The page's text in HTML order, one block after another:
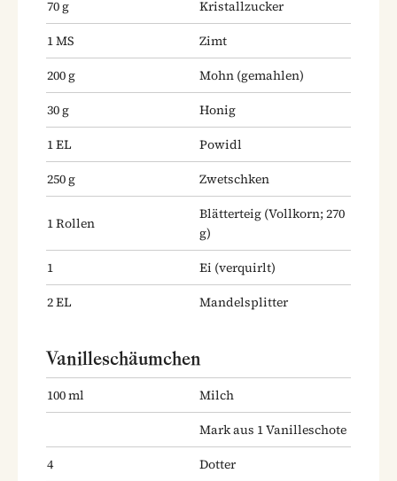
70g
Kristallzucker
1MS
Zimt
200g Mohn (gemahlen)
30g
Honig
1EL
Powidl
250g Zwetschken
1Rollen
Blätterteig (Vollkorn; 270
g)
1
Ei (verquirlt)
2EL Mandelsplitter
Vanilleschäumchen
100ml
Milch
Mark aus 1 Vanilleschote
4
Dotter